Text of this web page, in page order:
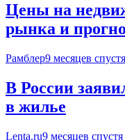
Цены на
рынка и
Рамблер9 месяцев спустя
В России
в жилье
Lenta.ru9 месяцев спустя